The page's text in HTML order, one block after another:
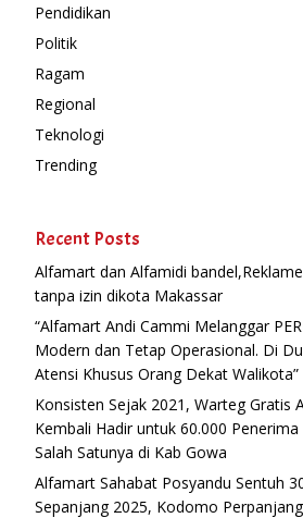
Pendidikan
Politik
Ragam
Regional
Teknologi
Trending
Recent Posts
Alfamart dan Alfamidi
tanpa izin dikota Makassar
“Alfamart Andi Cammi Melanggar
Modern dan Tetap Operasional. Di
Atensi Khusus Orang Dekat Walikota”
Konsisten Sejak 2021, Warteg Gratis
Kembali Hadir untuk 60.000
Salah Satunya di Kab Gowa
Alfamart Sahabat Posyandu Sentuh
Sepanjang 2025, Kodomo